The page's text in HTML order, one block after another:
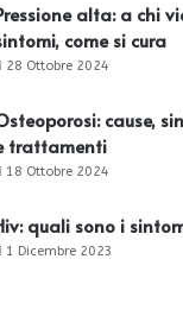
alta: a chi
come si cura
28 Ottobre 2024
cause,
trattamenti
18 Ottobre 2024
quali sono i
1 Dicembre 2023